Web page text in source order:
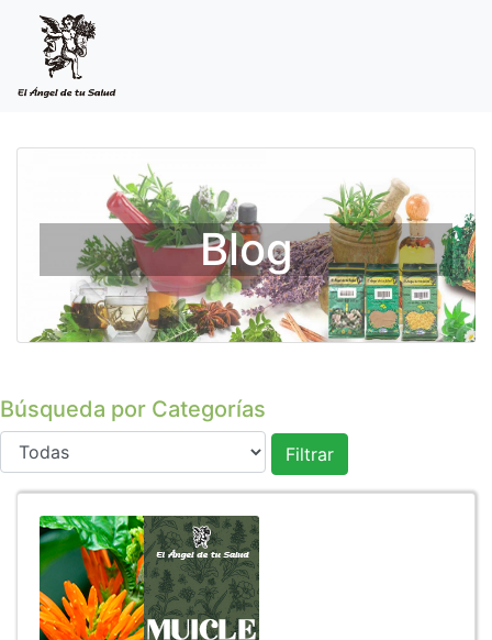
Blog
Búsqueda por Categorías
Filtrar